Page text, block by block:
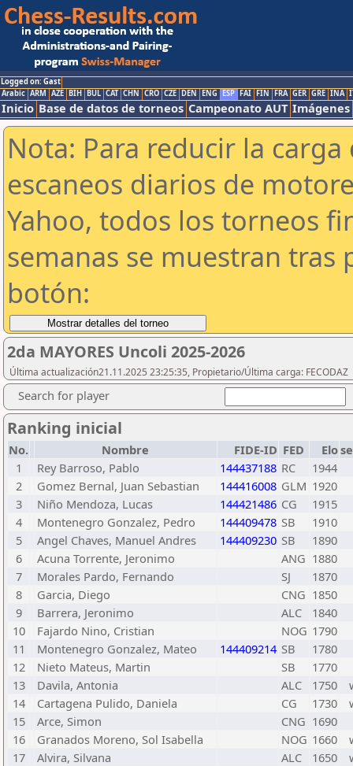
Logged on: Gast
Arabic ARM AZE BIH BUL CAT CHN CRO CZE DEN ENG ESP FAI FIN FRA GER GRE INA
Inicio Base de datos de torneos Campeonato AUT Imágenes
Nota: Para reducir la
escaneos diarios de
Yahoo, todos los torneos
semanas se muestran tras
botón:
2da MAYORES Uncoli 2025-2026
Última actualización21.11.2025 23:25:35, Propietario/Última carga: FECODAZ
Search for player
Ranking inicial
No. Nombre FIDE-ID FED Elo
1
Rey Barroso, Pablo 144437188 RC
1944
2
Gomez Bernal, Juan Sebastian 144416008 GLM 1920
3
Niño Mendoza, Lucas 144421486 CG
1915
4
Montenegro Gonzalez, Pedro 144409478 SB
1910
5
Angel Chaves, Manuel Andres 144409230 SB
1890
6
Acuna Torrente, Jeronimo ANG 1880
7
Morales Pardo, Fernando SJ
1870
8
Garcia, Diego CNG 1850
9
Barrera, Jeronimo ALC
1840
10
Fajardo Nino, Cristian NOG 1790
11
Montenegro Gonzalez, Mateo 144409214 SB
1780
12
Nieto Mateus, Martin SB
1770
13
Davila, Antonia ALC 1750
14
Cartagena Pulido, Daniela CG 1730
15
Arce, Simon CNG 1690
16
Granados Moreno, Sol Isabella NOG 1660
17
Alvira, Silvana ALC 1650